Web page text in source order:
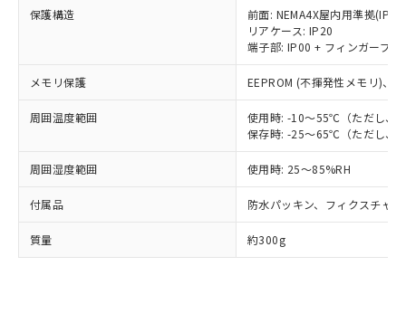
保護構造
前面: NEMA4X屋内用準拠
リアケース: IP20
端子部: IP00 + フィンガープ
メモリ保護 EEPROM (不揮発性メモリ)、
周囲温度範囲
使用時: -10～55℃（ただし、
保存時: -25～65℃（ただし、
周囲湿度範囲 使用時: 25～85%RH
付属品 防水パッキン、フィクスチャ
質量 約300g
事前の承諾なく第三者に漏洩または開
示しないようお願いします。
マイパーツ機能（部品リスト作成サー
メンバーズにご登録されている必要が
お客様が当ウェブサイト上で当社にご
登録された部品リストについて、当社
および当社の共同利用者が、当社の製
品・サービスに関するお客様との取
引・商談に必要な範囲で利用すること
※当社の共同利用者とは、"個人情報
の共同利用に関して"
の「1.共同利
※2 対応予定月
部品在庫の切り替え状況などにより、予定
月が前後することがあります。
※3 非含有証明書ダウンロード
下記の非含有証明書をダウンロードするこ
EU RoHS指令（10物質）の非含有証明書
51物質の非含有証明書（当社基準）
「ｅ」：有害物質（10物質）のすべてが基
準値以下であることを示します。
「10」：通常の使用状況下において有害物
質が外部に漏えいし、環境に深刻な影響を
及ぼさない年数を意味します。
「－」：未確認です。当社販売部門へお問
い合わせください。
場合は、上記1、2および3の内容を当
該第三者に通知します。また当社は、
販売先および販売に係わる関係者が違
法に輸出するおそれがある場合は、取
り引きをいたしません。
キャンセル
受注生産機種、また在庫状況の
情報を公開していない機種